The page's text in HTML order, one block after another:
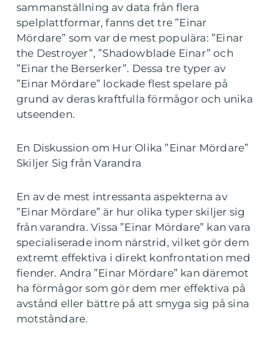
sammanställning av data från flera
spelplattformar, fanns det tre ”Einar
Mördare” som var de mest populära: ”Einar
the Destroyer”, ”Shadowblade Einar” och
”Einar the Berserker”. Dessa tre typer av
”Einar Mördare” lockade flest spelare på
grund av deras kraftfulla förmågor och unika
utseenden.
En Diskussion om Hur Olika ”Einar Mördare”
Skiljer Sig från Varandra
En av de mest intressanta aspekterna av
”Einar Mördare” är hur olika typer skiljer sig
från varandra. Vissa ”Einar Mördare” kan vara
specialiserade inom närstrid, vilket gör dem
extremt effektiva i direkt konfrontation med
fiender. Andra ”Einar Mördare” kan däremot
ha förmågor som gör dem mer effektiva på
avstånd eller bättre på att smyga sig på sina
motståndare.